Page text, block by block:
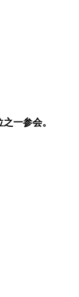
一参会。